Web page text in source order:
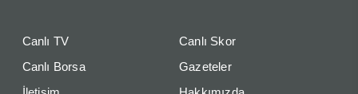
Canlı TV
Canlı Skor
Canlı Borsa
Gazeteler